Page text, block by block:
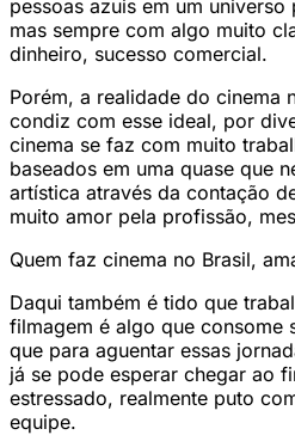
pessoas azuis em um
mas sempre com algo muito
dinheiro, sucesso comercial.
Porém, a realidade do cinema
condiz com esse ideal, por
cinema se faz com muito
baseados em uma quase que
artística através da contação
muito amor pela profissão,
Quem faz cinema no Brasil,
Daqui também é tido que
filmagem é algo que consome
que para aguentar essas
já se pode esperar chegar ao
estressado, realmente puto
equipe.